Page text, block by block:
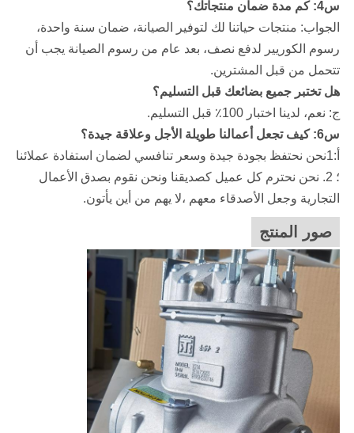
س4: كم مدة ضمان منتجاتك؟
الجواب: منتجات حياتنا لك لتوفير الصيانة، ضمان سنة واحدة،
رسوم الكوريير لدفع نصف، بعد عام من رسوم الصيانة يجب أن
تتحمل من قبل المشترين.
هل تختبر جميع بضائعك قبل التسليم؟
ج: نعم، لدينا اختبار 100٪ قبل التسليم.
س6: كيف تجعل أعمالنا طويلة الأجل وعلاقة جيدة؟
أ:1نحن نحتفظ بجودة جيدة وسعر تنافسي لضمان استفادة عملائنا
؛ 2. نحن نحترم كل عميل كصديقنا ونحن نقوم بصدق الأعمال
التجارية وجعل الأصدقاء معهم ،لا يهم من أين يأتون.
صور المنتج